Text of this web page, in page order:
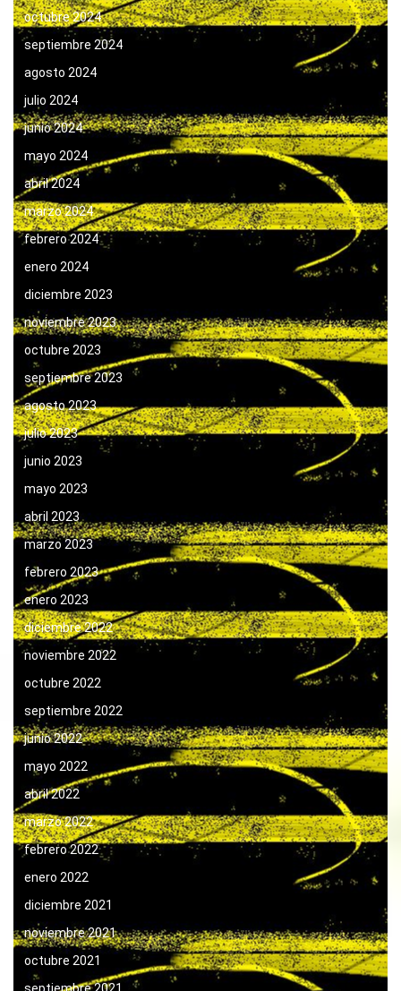
octubre 2024
septiembre 2024
agosto 2024
julio 2024
junio 2024
mayo 2024
abril 2024
marzo 2024
febrero 2024
enero 2024
diciembre 2023
noviembre 2023
octubre 2023
septiembre 2023
agosto 2023
julio 2023
junio 2023
mayo 2023
abril 2023
marzo 2023
febrero 2023
enero 2023
diciembre 2022
noviembre 2022
octubre 2022
septiembre 2022
junio 2022
mayo 2022
abril 2022
marzo 2022
febrero 2022
enero 2022
diciembre 2021
noviembre 2021
octubre 2021